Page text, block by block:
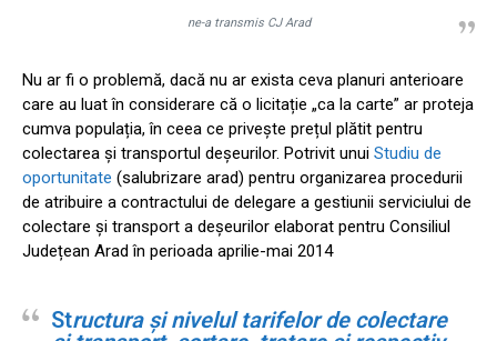
ne-a transmis CJ Arad
Nu ar fi o problemă, dacă nu ar exista ceva planuri anterioare
care au luat în considerare că o licitație „ca la carte” ar proteja
cumva populația, în ceea ce privește prețul plătit pentru
colectarea și transportul deșeurilor. Potrivit unui Studiu de
oportunitate (salubrizare arad) pentru organizarea procedurii
de atribuire a contractului de delegare a gestiunii serviciului de
colectare și transport a deșeurilor elaborat pentru Consiliul
Județean Arad în perioada aprilie-mai 2014
Structura și nivelul tarifelor de colectare